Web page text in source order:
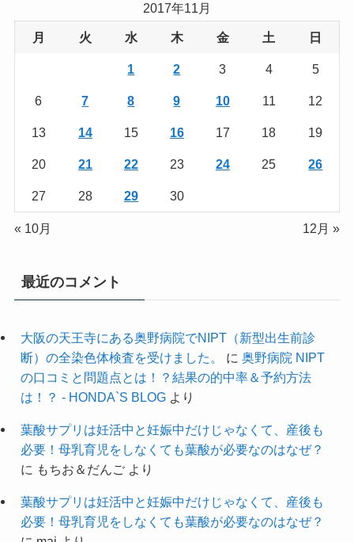
2017年11月
月 火 水 木 金 土 日
1 2 3 4 5
6 7 8 9 10 11 12
13 14 15 16 17 18 19
20 21 22 23 24 25 26
27 28 29 30
« 10月 12月 »
最近のコメント
大阪の天王寺にある奥野病院でNIPT（新型出生前診
断）の全染色体検査を受けました。
に 奥野病院 NIPT
の口コミと問題点とは！？結果の的中率＆予約方法
は！？ - HONDA`S BLOGより
葉酸サプリは妊活中と妊娠中だけじゃなくて、産後も
必要！母乳育児をしなくても葉酸が必要なのはなぜ？
に もちお＆だんごより
葉酸サプリは妊活中と妊娠中だけじゃなくて、産後も
必要！母乳育児をしなくても葉酸が必要なのはなぜ？